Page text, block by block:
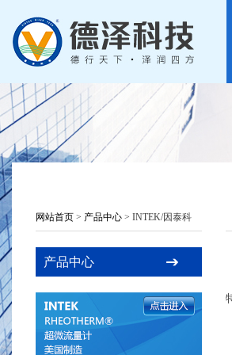
网站首页 > 产品中心 > INTEK/因泰科
产品中心